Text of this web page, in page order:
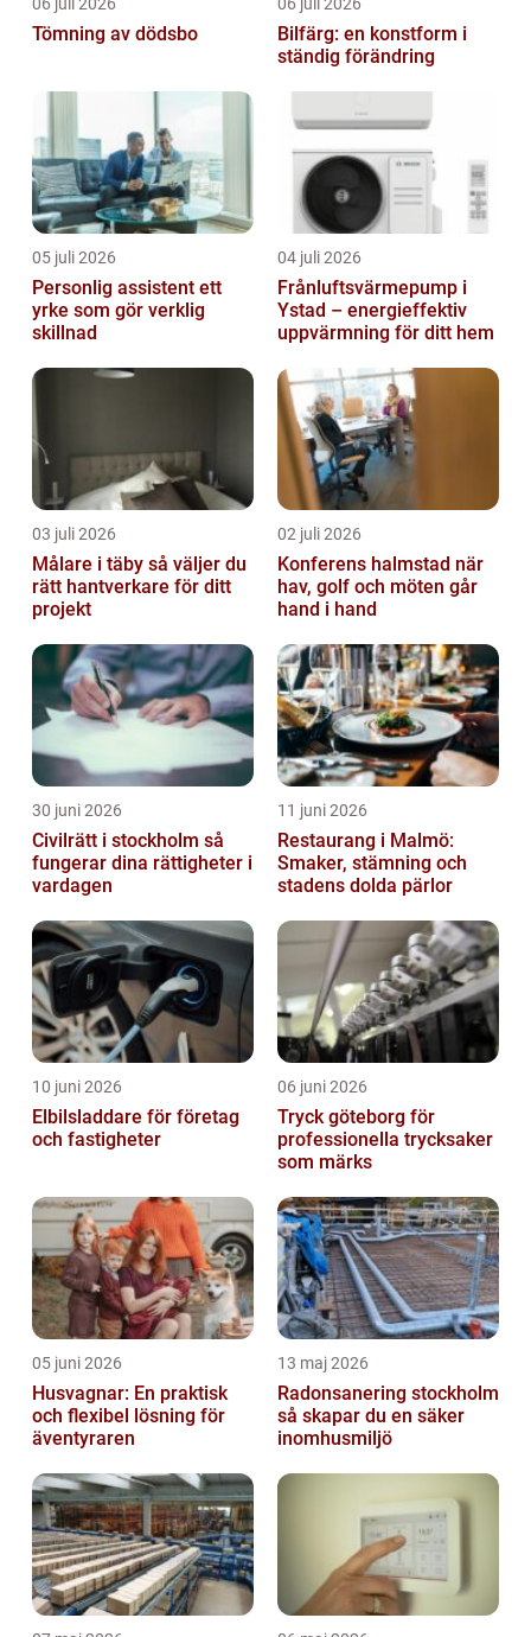
Tömning av dödsbo
Bilfärg: en konstform i
ständig förändring
05 juli 2026
Personlig assistent ett
yrke som gör verklig
skillnad
04 juli 2026
Frånluftsvärmepump i
Ystad – energieffektiv
uppvärmning för ditt hem
03 juli 2026
Målare i täby så väljer du
rätt hantverkare för ditt
projekt
02 juli 2026
Konferens halmstad när
hav, golf och möten går
hand i hand
30 juni 2026
Civilrätt i stockholm så
fungerar dina rättigheter i
vardagen
11 juni 2026
Restaurang i Malmö:
Smaker, stämning och
stadens dolda pärlor
10 juni 2026
Elbilsladdare för företag
och fastigheter
06 juni 2026
Tryck göteborg för
professionella trycksaker
som märks
05 juni 2026
Husvagnar: En praktisk
och flexibel lösning för
äventyraren
13 maj 2026
Radonsanering stockholm
så skapar du en säker
inomhusmiljö